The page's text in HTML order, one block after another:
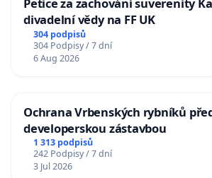
divadelní vědy na FF UK
304 podpisů
304 Podpisy / 7 dní
6 Aug 2026
Ochrana Vrbenských rybníků
developerskou zástavbou
1 313 podpisů
242 Podpisy / 7 dní
3 Jul 2026